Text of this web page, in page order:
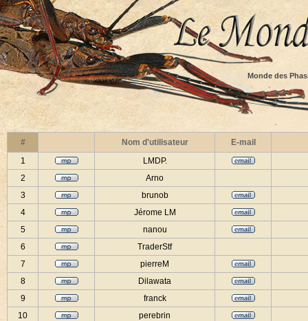
Monde des
# Nom d'utilisateur
E-mail
1
LMDP.
2
Arno
3
brunob
4
Jérome LM
5
nanou
6
TraderStf
7
pierreM
8
Dilawata
9
franck
10
perebrin